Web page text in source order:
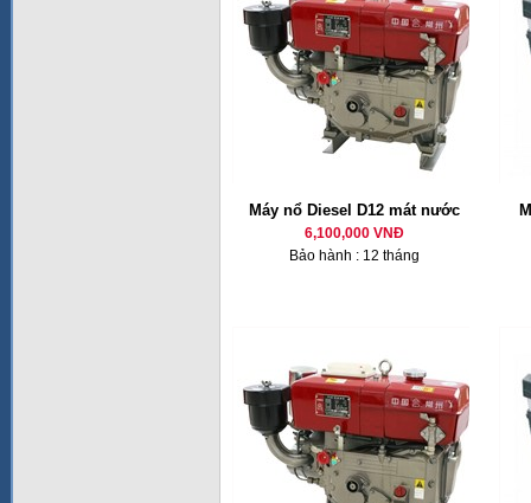
Máy nổ Diesel D12 mát nước
6,100,000 VNĐ
Bảo hành : 12 tháng